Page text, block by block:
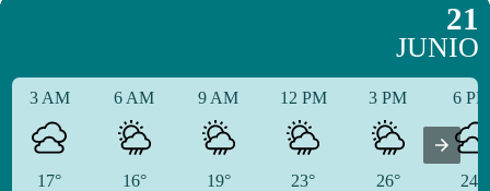
21
JUNIO
3 AM
17°
6 AM
16°
9 AM
19°
12 PM
23°
3 PM
26°
6
24°